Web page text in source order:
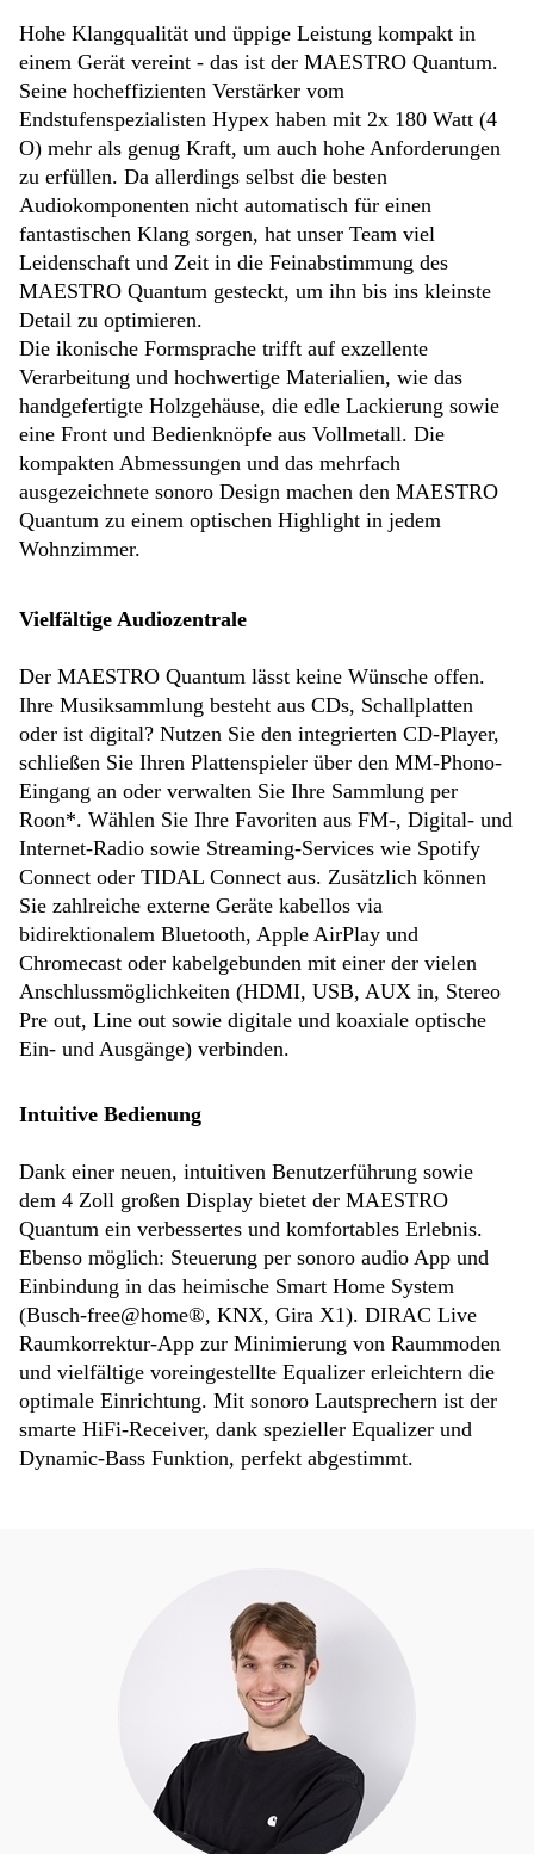
Hohe Klangqualität und üppige Leistung kompakt in
einem Gerät vereint - das ist der MAESTRO Quantum.
Seine hocheffizienten Verstärker vom
Endstufenspezialisten Hypex haben mit 2x 180 Watt (4
O) mehr als genug Kraft, um auch hohe Anforderungen
zu erfüllen. Da allerdings selbst die besten
Audiokomponenten nicht automatisch für einen
fantastischen Klang sorgen, hat unser Team viel
Leidenschaft und Zeit in die Feinabstimmung des
MAESTRO Quantum gesteckt, um ihn bis ins kleinste
Detail zu optimieren.
Die ikonische Formsprache trifft auf exzellente
Verarbeitung und hochwertige Materialien, wie das
handgefertigte Holzgehäuse, die edle Lackierung sowie
eine Front und Bedienknöpfe aus Vollmetall. Die
kompakten Abmessungen und das mehrfach
ausgezeichnete sonoro Design machen den MAESTRO
Quantum zu einem optischen Highlight in jedem
Wohnzimmer.
Vielfältige Audiozentrale
Der MAESTRO Quantum lässt keine Wünsche offen.
Ihre Musiksammlung besteht aus CDs, Schallplatten
oder ist digital? Nutzen Sie den integrierten CD-Player,
schließen Sie Ihren Plattenspieler über den MM-Phono-
Eingang an oder verwalten Sie Ihre Sammlung per
Roon*. Wählen Sie Ihre Favoriten aus FM-, Digital- und
Internet-Radio sowie Streaming-Services wie Spotify
Connect oder TIDAL Connect aus. Zusätzlich können
Sie zahlreiche externe Geräte kabellos via
bidirektionalem Bluetooth, Apple AirPlay und
Chromecast oder kabelgebunden mit einer der vielen
Anschlussmöglichkeiten (HDMI, USB, AUX in, Stereo
Pre out, Line out sowie digitale und koaxiale optische
Ein- und Ausgänge) verbinden.
Intuitive Bedienung
Dank einer neuen, intuitiven Benutzerführung sowie
dem 4 Zoll großen Display bietet der MAESTRO
Quantum ein verbessertes und komfortables Erlebnis.
Ebenso möglich: Steuerung per sonoro audio App und
Einbindung in das heimische Smart Home System
(Busch-free@home®, KNX, Gira X1). DIRAC Live
Raumkorrektur-App zur Minimierung von Raummoden
und vielfältige voreingestellte Equalizer erleichtern die
optimale Einrichtung. Mit sonoro Lautsprechern ist der
smarte HiFi-Receiver, dank spezieller Equalizer und
Dynamic-Bass Funktion, perfekt abgestimmt.